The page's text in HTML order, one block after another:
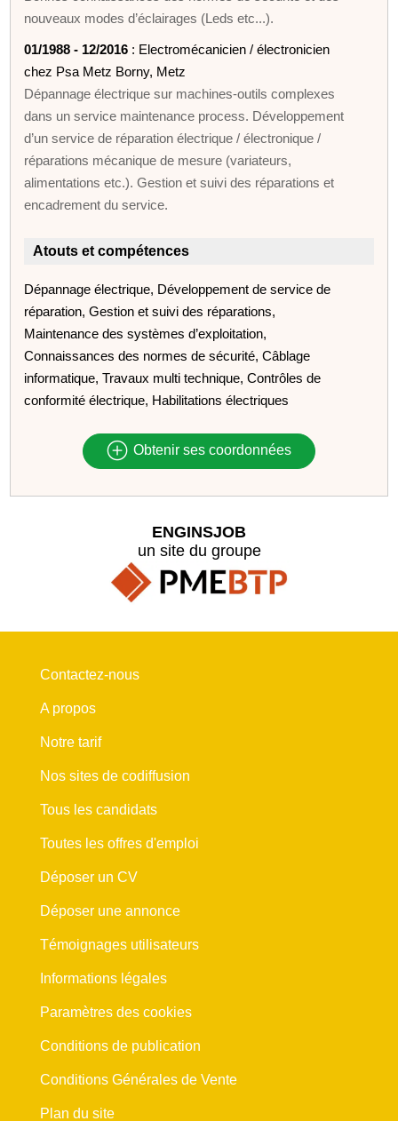
nouveaux modes d’éclairages (Leds etc...).
01/1988 - 12/2016 : Electromécanicien / électronicien
chez Psa Metz Borny, Metz
Dépannage électrique sur machines-outils complexes
dans un service maintenance process. Développement
d’un service de réparation électrique / électronique /
réparations mécanique de mesure (variateurs,
alimentations etc.). Gestion et suivi des réparations et
encadrement du service.
Atouts et compétences
Dépannage électrique, Développement de service de
réparation, Gestion et suivi des réparations,
Maintenance des systèmes d’exploitation,
Connaissances des normes de sécurité, Câblage
informatique, Travaux multi technique, Contrôles de
conformité électrique, Habilitations électriques
Obtenir ses coordonnées
ENGINSJOB
un site du groupe
Contactez-nous
A propos
Notre tarif
Nos sites de codiffusion
Tous les candidats
Toutes les offres d'emploi
Déposer un CV
Déposer une annonce
Témoignages utilisateurs
Informations légales
Paramètres des cookies
Conditions de publication
Conditions Générales de Vente
Plan du site